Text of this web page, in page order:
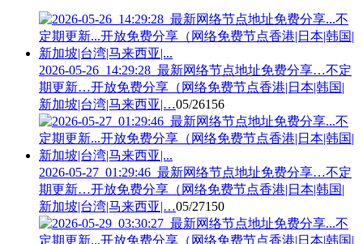
2026-05-26_14:29:28_最新网络节点地址免费分享…不定
期更新…开放免费分享（网络免费节点香港|日本|韩国|
新加坡|台湾|马来西亚|…05/26156
2026-05-27_01:29:46_最新网络节点地址免费分享…不定
期更新…开放免费分享（网络免费节点香港|日本|韩国|
新加坡|台湾|马来西亚|…05/27150